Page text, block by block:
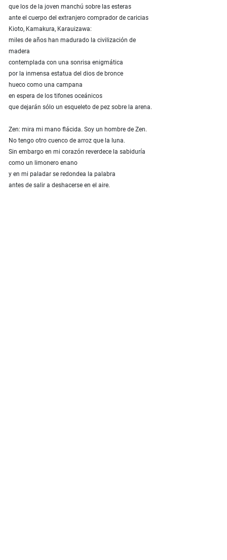
que los de la joven manchú sobre las esteras
ante el cuerpo del extranjero comprador de caricias
Kioto, Kamakura, Karauizawa:
miles de años han madurado la civilización de
madera
contemplada con una sonrisa enigmática
por la inmensa estatua del dios de bronce
hueco como una campana
en espera de los tifones oceánicos
que dejarán sólo un esqueleto de pez sobre la arena.
Zen: mira mi mano flácida. Soy un hombre de Zen.
No tengo otro cuenco de arroz que la luna.
Sin embargo en mi corazón reverdece la sabiduría
como un limonero enano
y en mi paladar se redondea la palabra
antes de salir a deshacerse en el aire.